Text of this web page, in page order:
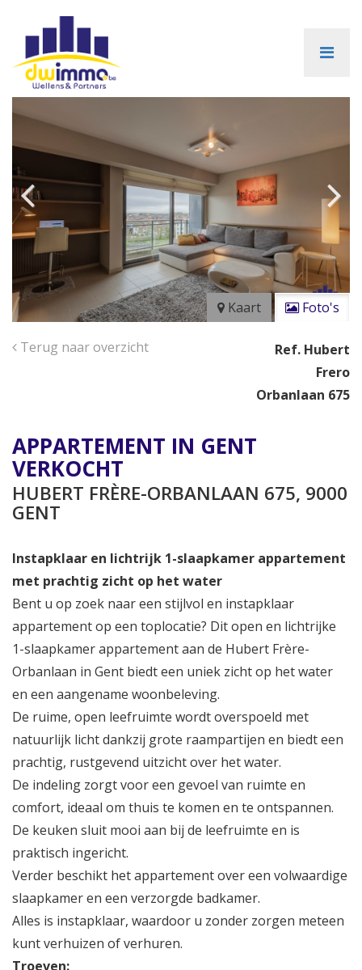
Kaart Foto's
Terug naar overzicht
Ref. Hubert
Frero
Orbanlaan 675
APPARTEMENT IN GENT
VERKOCHT
HUBERT FRÈRE-ORBANLAAN 675, 9000
GENT
Instapklaar en lichtrijk 1-slaapkamer appartement
met prachtig zicht op het water
Bent u op zoek naar een stijlvol en instapklaar
appartement op een toplocatie? Dit open en lichtrijke
1-slaapkamer appartement aan de Hubert Frère-
Orbanlaan in Gent biedt een uniek zicht op het water
en een aangename woonbeleving.
De ruime, open leefruimte wordt overspoeld met
natuurlijk licht dankzij grote raampartijen en biedt een
prachtig, rustgevend uitzicht over het water.
De indeling zorgt voor een gevoel van ruimte en
comfort, ideaal om thuis te komen en te ontspannen.
De keuken sluit mooi aan bij de leefruimte en is
praktisch ingericht.
Verder beschikt het appartement over een volwaardige
slaapkamer en een verzorgde badkamer.
Alles is instapklaar, waardoor u zonder zorgen meteen
kunt verhuizen of verhuren.
Troeven: